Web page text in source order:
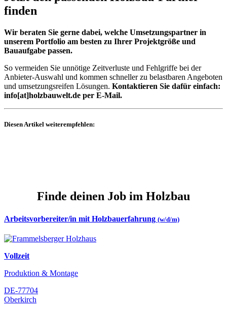
finden
Wir beraten Sie gerne dabei, welche Umsetzungspartner in
unserem Portfolio am besten zu Ihrer Projektgröße und
Bauaufgabe passen.
So vermeiden Sie unnötige Zeitverluste und Fehlgriffe bei der
Anbieter-Auswahl und kommen schneller zu belastbaren Angeboten
und umsetzungsreifen Lösungen. Kontaktieren Sie dafür einfach:
info[at]holzbauwelt.de per E-Mail.
Diesen Artikel weiterempfehlen:
Finde deinen Job im Holzbau
Arbeitsvorbereiter/in mit Holzbauerfahrung (w/d/m)
Vollzeit
Produktion & Montage
DE-77704
Oberkirch